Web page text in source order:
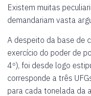
Existem muitas
demandariam vasta
A despeito da base de
exercício do poder de
4º), foi desde logo
corresponde a três
para cada tonelada da